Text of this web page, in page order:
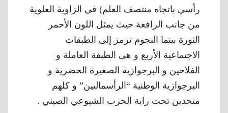
رأسي باتجاه منتصف العلم) في الزاوية العلوية
من جانب الرافعة حيث يمثل اللون الأحمر
الثورة بينما النجوم ترمز إلى الطبقات
الاجتماعية الأربع و هى الطبقة العاملة و
الفلاحين و البرجوازية الصغيرة الحضرية و
البرجوازية الوطنية “الرأسماليين” و كلهم
متحدين تحت راية الحزب الشيوعي الصيني .